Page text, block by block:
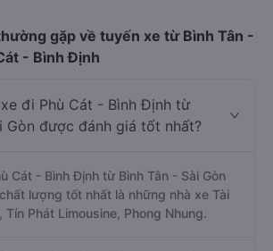
gặp về tuyến xe từ Bình Tân -
- Bình Định
đi Phù Cát - Bình Định từ
Gòn được đánh giá tốt nhất?
Cát - Bình Định từ Bình Tân - Sài Gòn
lượng tốt nhất là những nhà xe Tài
Tín Phát Limousine, Phong Nhung.